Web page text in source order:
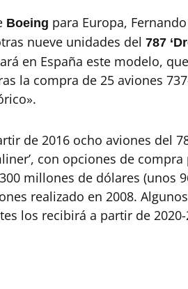
Boeing para Europa,
nueve unidades del 787
en España este modelo,
la compra de 25 aviones
de 2016 ocho aviones del
con opciones de
millones de dólares (unos
realizado en 2008.
los recibirá a partir de 2020-